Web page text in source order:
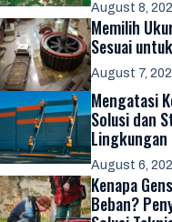
August 8,
Memilih
Sesuai
August 7,
Mengatasi
Solusi dan
August 6,
Kenapa
Beban?